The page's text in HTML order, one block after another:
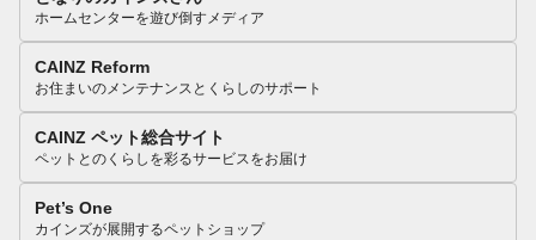
ホームセンターを遊び倒すメディア
CAINZ Reform
お住まいのメンテナンスとくらしのサポート
CAINZ ペット総合サイト
ペットとのくらしを彩るサービスをお届け
Pet’s One
カインズが展開するペットショップ